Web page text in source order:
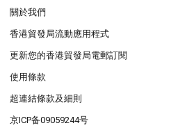
關於我們
香港貿發局流動應用程式
更新您的香港貿發局電郵訂閱
使用條款
超連結條款及細則
京ICP备09059244号